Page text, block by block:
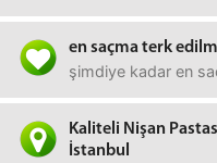
en saçma terk
şimdiye kadar en
Kaliteli Nişan
İstanbul